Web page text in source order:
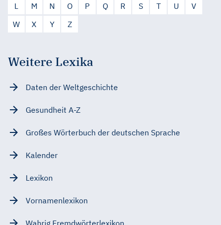
L
M N O P Q R S T U
V
W
X Y Z
Weitere Lexika
Daten der Weltgeschichte
Gesundheit A-Z
Großes Wörterbuch der deutschen Sprache
Kalender
Lexikon
Vornamenlexikon
Wahrig Fremdwörterlexikon